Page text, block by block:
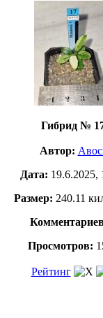
Гибрид №
Автор:
Дата: 19.6.2025,
Размер: 240.11
Просмотров:
Рейтинг